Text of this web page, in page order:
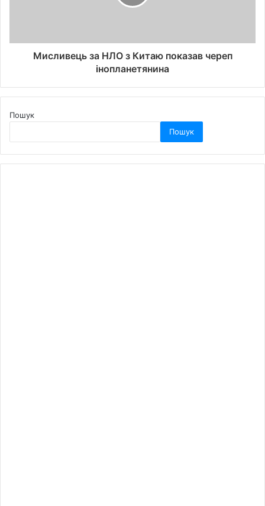
Мисливець за НЛО з Китаю показав череп
інопланетянина
Пошук
Пошук